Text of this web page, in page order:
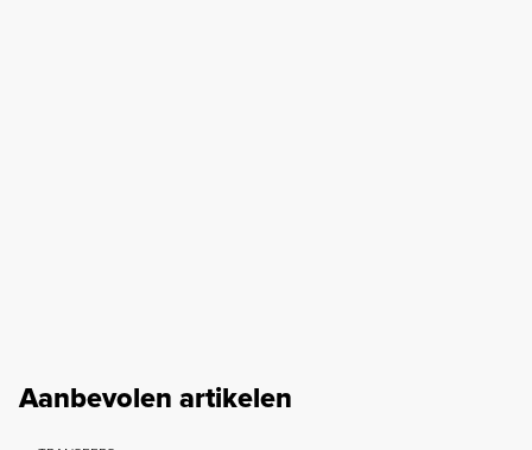
Aanbevolen artikelen